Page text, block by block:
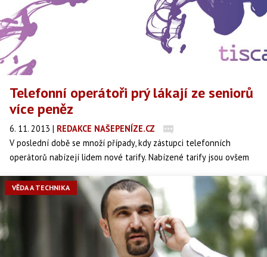
Telefonní operátoři prý lákají ze seniorů
více peněz
6. 11. 2013 | REDAKCE NAŠEPENÍZE.CZ
V poslední době se množí případy, kdy zástupci telefonních
operátorů nabízejí lidem nové tarify. Nabízené tarify jsou ovšem
dříve. "Obětí" této praxe se často stávají důvěřiví starší lidé.
VĚDA A TECHNIKA